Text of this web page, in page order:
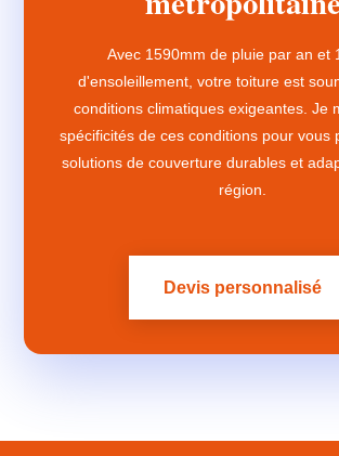
Avec 1590mm de pluie par an et
d'ensoleillement, votre toiture est
conditions climatiques exigeantes. Je
spécificités de ces conditions pour vous
solutions de couverture durables et
région.
Devis personnalisé